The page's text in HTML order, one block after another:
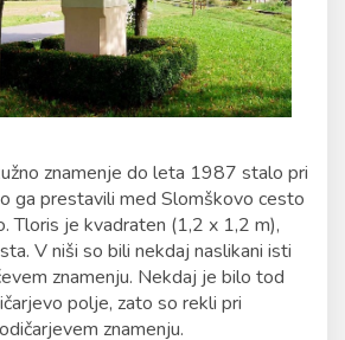
znamenje do leta 1987 stalo pri
ga prestavili med Slomškovo cesto
Tloris je kvadraten (1,2 x 1,2 m),
V niši so bili nekdaj naslikani isti
znamenju. Nekdaj je bilo tod
polje, zato so rekli pri
znamenju.